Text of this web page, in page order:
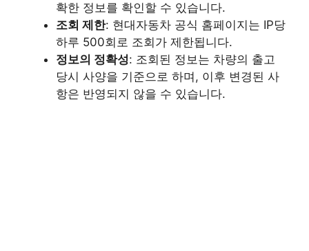
확한 정보를 확인할 수 있습니다.​
조회 제한: 현대자동차 공식 홈페이지는 IP당
하루 500회로 조회가 제한됩니다.​
정보의 정확성: 조회된 정보는 차량의 출고
당시 사양을 기준으로 하며, 이후 변경된 사
항은 반영되지 않을 수 있습니다.